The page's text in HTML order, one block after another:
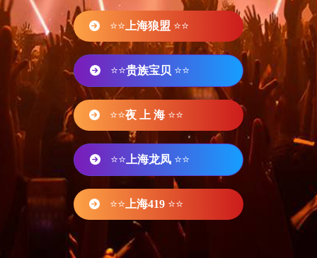
⭐⭐ 上海狼盟 ⭐⭐
⭐⭐贵族宝贝 ⭐⭐
⭐⭐夜 上 海 ⭐⭐
⭐⭐ 上海龙凤 ⭐⭐
⭐⭐ 上海419 ⭐⭐